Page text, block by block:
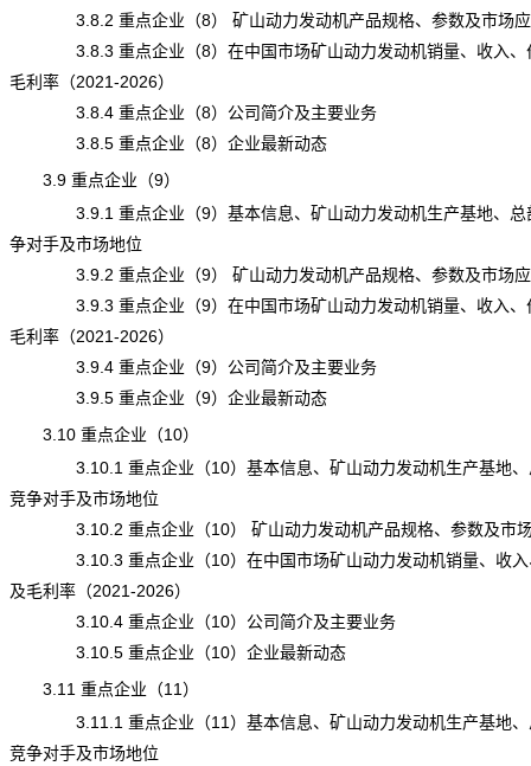
3.8.2 重点企业（8） 矿山动力发动机产品规格、参数及市场
3.8.3 重点企业（8）在中国市场矿山动力发动机销量、收入、
毛利率（2021-2026）
3.8.4 重点企业（8）公司简介及主要业务
3.8.5 重点企业（8）企业最新动态
3.9 重点企业（9）
3.9.1 重点企业（9）基本信息、矿山动力发动机生产基地、总
争对手及市场地位
3.9.2 重点企业（9） 矿山动力发动机产品规格、参数及市场
3.9.3 重点企业（9）在中国市场矿山动力发动机销量、收入、
毛利率（2021-2026）
3.9.4 重点企业（9）公司简介及主要业务
3.9.5 重点企业（9）企业最新动态
3.10 重点企业（10）
3.10.1 重点企业（10）基本信息、矿山动力发动机生产基地、
竞争对手及市场地位
3.10.2 重点企业（10） 矿山动力发动机产品规格、参数及市
3.10.3 重点企业（10）在中国市场矿山动力发动机销量、收入
及毛利率（2021-2026）
3.10.4 重点企业（10）公司简介及主要业务
3.10.5 重点企业（10）企业最新动态
3.11 重点企业（11）
3.11.1 重点企业（11）基本信息、矿山动力发动机生产基地、
竞争对手及市场地位